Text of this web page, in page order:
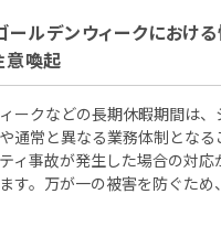
ルデンウィークにおけ
意喚起
ークなどの長期休暇期間は、
通常と異なる業務体制となる
ィ事故が発生した場合の対応
す。万が一の被害を防ぐため